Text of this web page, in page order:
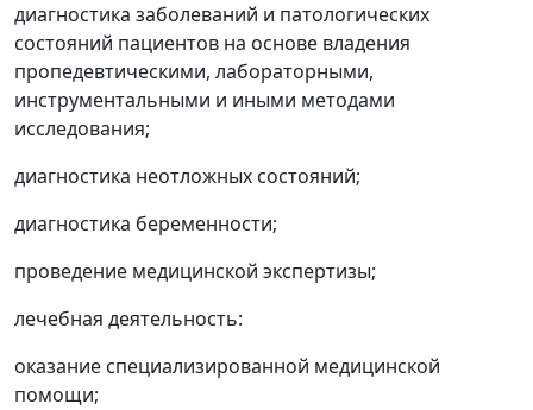
диагностика заболеваний и патологических
состояний пациентов на основе владения
пропедевтическими, лабораторными,
инструментальными и иными методами
исследования;
диагностика неотложных состояний;
диагностика беременности;
проведение медицинской экспертизы;
лечебная деятельность:
оказание специализированной медицинской
помощи;